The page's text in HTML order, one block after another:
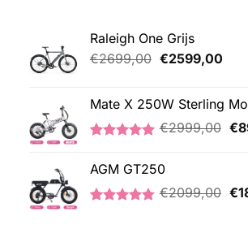
Raleigh One Grijs
€2699,00 Oorspronkelijke
€2699,00.
€2599,00
Mate X 250W Sterling
5.00 op 5
gebaseerd
op
klantbeoordelingen
€2999,00 €
AGM GT250
€2099,00 €